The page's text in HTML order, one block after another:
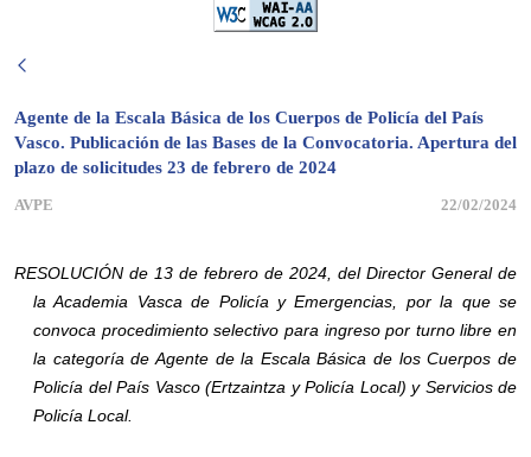
Agente de la Escala Básica de los Cuerpos de Policía del País
Vasco. Publicación de las Bases de la Convocatoria. Apertura del
plazo de solicitudes 23 de febrero de 2024
AVPE 22/02/2024
RESOLUCIÓN de 13 de febrero de 2024, del Director General de
la Academia Vasca de Policía y Emergencias, por la que se
convoca procedimiento selectivo para ingreso por turno libre en
la categoría de Agente de la Escala Básica de los Cuerpos de
Policía del País Vasco (Ertzaintza y Policía Local) y Servicios de
Policía Local.